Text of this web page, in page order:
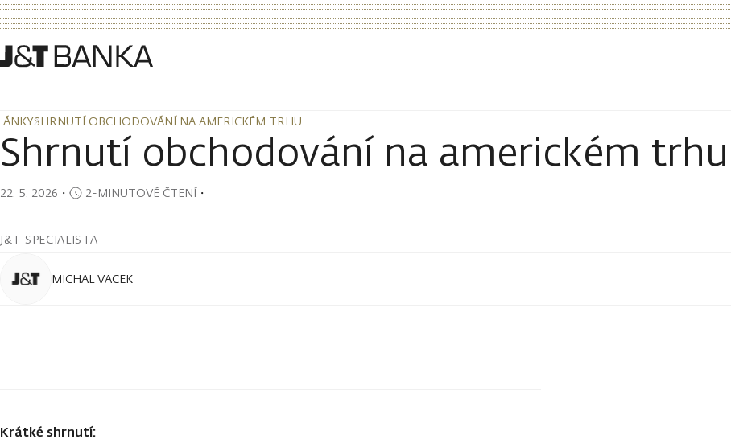
SHRNUTÍ OBCHODOVÁNÍ NA AMERICKÉM TRHU
SHRNUTÍ OBCHODOVÁNÍ NA AMERICKÉM TRHU
Shrnutí obchodování na americkém trhu
22. 5. 2026 ・ 2-MINUTOVÉ ČTENÍ・
J&T SPECIALISTA
MICHAL VACEK
Krátké shrnutí: